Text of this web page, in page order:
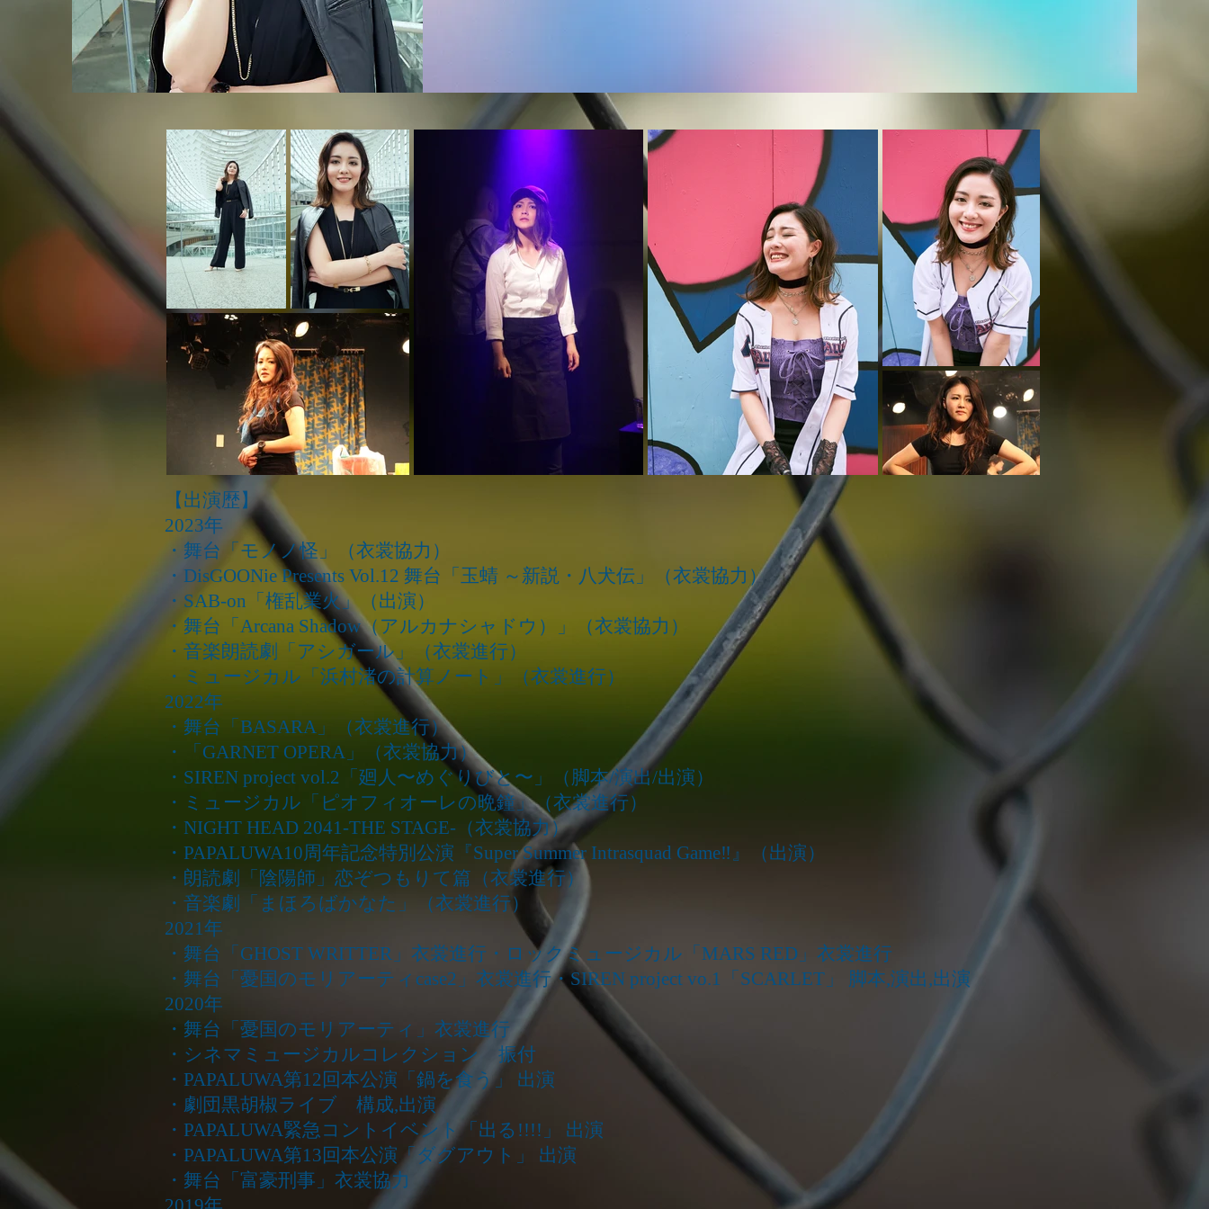
【出演歴】
2023年
・舞台「モノノ怪」（衣裳協力）
・DisGOONie Presents Vol.12 舞台「玉蜻 ～新説・八犬伝」（衣裳協力）
・SAB-on「権乱業火」（出演）
・舞台「Arcana Shadow（アルカナシャドウ）」（衣裳協力）
・音楽朗読劇「アシガール」（衣裳進行）
・ミュージカル「浜村渚の計算ノート」（衣裳進行）
2022年
・舞台「BASARA」（衣裳進行）
・「GARNET OPERA」（衣裳協力）
・SIREN project vol.2「廻人〜めぐりびと〜」（脚本/演出/出演）
・ミュージカル「ピオフィオーレの晩鐘」（衣裳進行）
・NIGHT HEAD 2041-THE STAGE-（衣裳協力）
・PAPALUWA10周年記念特別公演『Super Summer Intrasquad Game‼』（出演）
・朗読劇「陰陽師」恋ぞつもりて篇（衣裳進行）
・音楽劇「まほろばかなた」（衣裳進行）
2021年
・舞台「GHOST WRITTER」衣裳進行 ・ロックミュージカル「MARS RED」衣裳進行
・舞台「憂国のモリアーティcase2」衣裳進行・SIREN project vo.1「SCARLET」 脚本,演出,出演
2020年
・舞台「憂国のモリアーティ」衣裳進行
・シネマミュージカルコレクション 振付
・PAPALUWA第12回本公演「鍋を食う」 出演
・劇団黒胡椒ライブ 構成,出演
・PAPALUWA緊急コントイベント「出る!!!!」 出演
・PAPALUWA第13回本公演「ダグアウト」 出演
・舞台「富豪刑事」衣裳協力